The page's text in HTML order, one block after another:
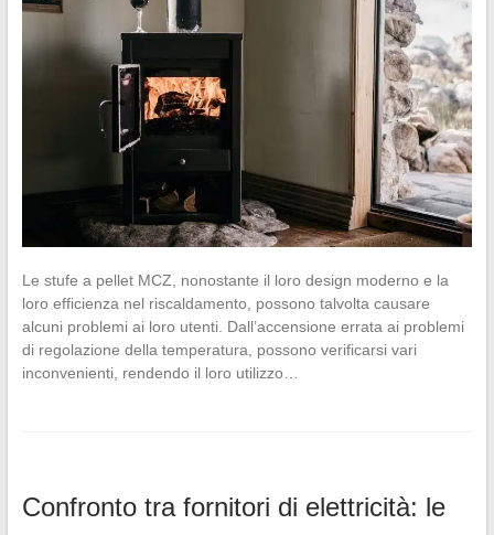
Le stufe a pellet MCZ, nonostante il loro design moderno e la
loro efficienza nel riscaldamento, possono talvolta causare
alcuni problemi ai loro utenti. Dall’accensione errata ai problemi
di regolazione della temperatura, possono verificarsi vari
inconvenienti, rendendo il loro utilizzo…
Confronto tra fornitori di elettricità: le